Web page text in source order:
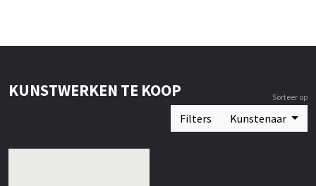
KUNSTWERKEN TE KOOP
Filters
Sorteer op
Kunstenaar